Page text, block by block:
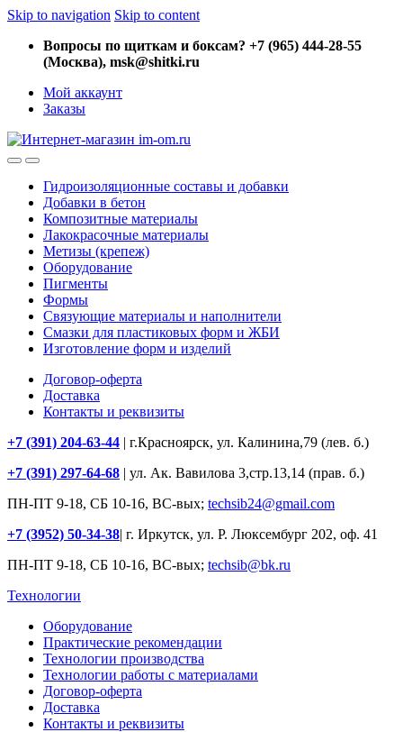
Skip to navigation Skip to content
Вопросы по щиткам и боксам? +7 (965) 444-28-55
(Москва), msk@shitki.ru
Мой аккаунт
Заказы
Гидроизоляционные составы и добавки
Добавки в бетон
Композитные материалы
Лакокрасочные материалы
Метизы (крепеж)
Оборудование
Пигменты
Формы
Связующие материалы и наполнители
Смазки для пластиковых форм и ЖБИ
Изготовление форм и изделий
Договор-оферта
Доставка
Контакты и реквизиты
+7 (391) 204-63-44 | г.Красноярск, ул. Калинина,79 (лев. б.)
+7 (391) 297-64-68 | ул. Ак. Вавилова 3,стр.13,14 (прав. б.)
ПН-ПТ 9-18, СБ 10-16, ВС-вых; techsib24@gmail.com
+7 (3952) 50-34-38| г. Иркутск, ул. Р. Люксембург 202, оф. 41
ПН-ПТ 9-18, СБ 10-16, ВС-вых; techsib@bk.ru
Технологии
Оборудование
Практические рекомендации
Технологии производства
Технологии работы с материалами
Договор-оферта
Доставка
Контакты и реквизиты